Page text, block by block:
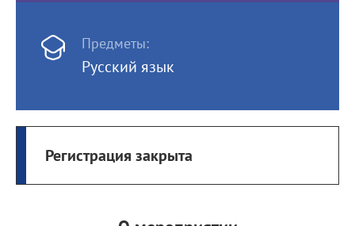
Предметы:
Русский язык
Регистрация закрыта